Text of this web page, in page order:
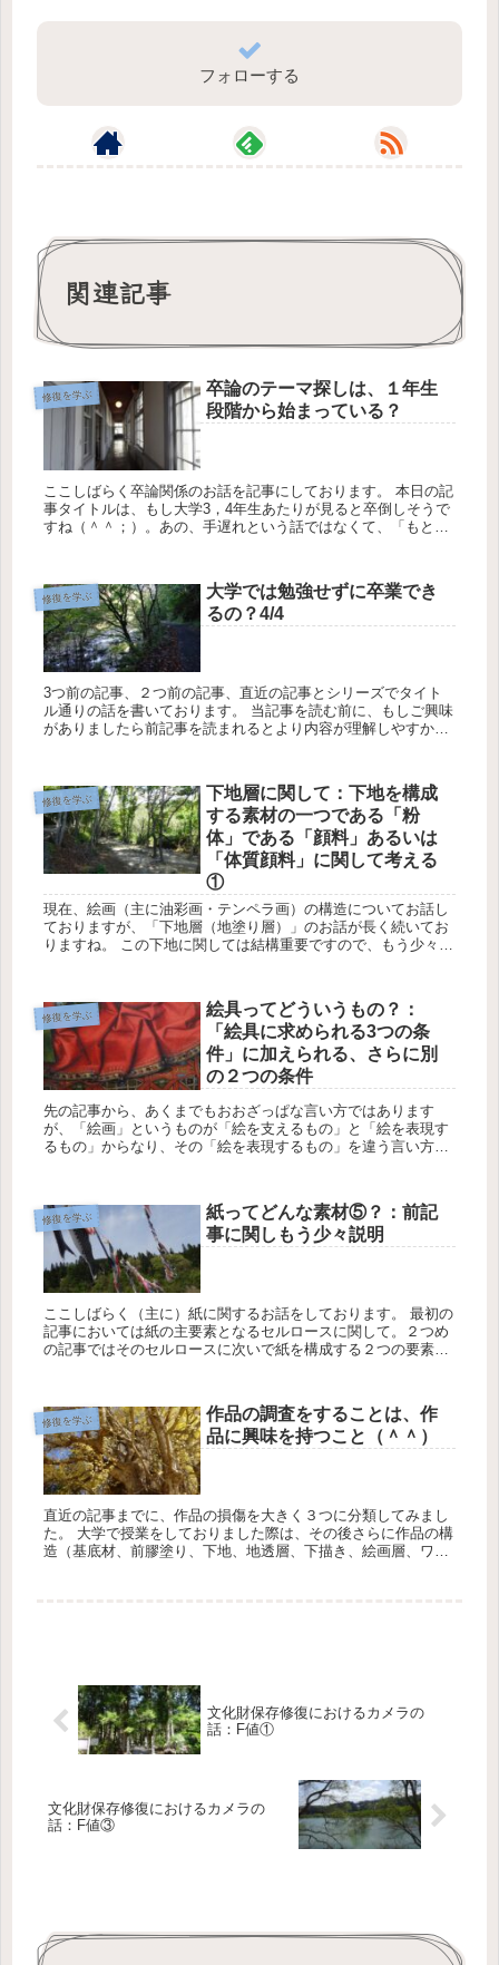
フォローする
関連記事
修復を学ぶ
卒論のテーマ探しは、１年生
段階から始まっている？
ここしばらく卒論関係のお話を記事にしております。 本日の記
事タイトルは、もし大学3，4年生あたりが見ると卒倒しそうで
すね（＾＾；）。あの、手遅れという話ではなくて、「もとも
修復を学ぶ
大学では勉強せずに卒業でき
るの？4/4
3つ前の記事、２つ前の記事、直近の記事とシリーズでタイト
ル通りの話を書いております。 当記事を読む前に、もしご興味
がありましたら前記事を読まれるとより内容が理解しやすかと
修復を学ぶ
下地層に関して：下地を構成
する素材の一つである「粉
体」である「顔料」あるいは
「体質顔料」に関して考える
①
現在、絵画（主に油彩画・テンペラ画）の構造についてお話し
ておりますが、「下地層（地塗り層）」のお話が長く続いてお
りますね。 この下地に関しては結構重要ですので、もう少々続
修復を学ぶ
絵具ってどういうもの？：
「絵具に求められる3つの条
件」に加えられる、さらに別
の２つの条件
先の記事から、あくまでもおおざっぱな言い方ではあります
が、「絵画」というものが「絵を支えるもの」と「絵を表現す
るもの」からなり、その「絵を表現するもの」を違う言い方と
修復を学ぶ
紙ってどんな素材⑤？：前記
事に関しもう少々説明
ここしばらく（主に）紙に関するお話をしております。 最初の
記事においては紙の主要素となるセルロースに関して。２つめ
の記事ではそのセルロースに次いで紙を構成する２つの要素に
修復を学ぶ
作品の調査をすることは、作
品に興味を持つこと（＾＾）
直近の記事までに、作品の損傷を大きく３つに分類してみまし
た。 大学で授業をしておりました際は、その後さらに作品の構
造（基底材、前膠塗り、下地、地透層、下描き、絵画層、ワニ
文化財保存修復におけるカメラの
話：F値①
文化財保存修復におけるカメラの
話：F値③